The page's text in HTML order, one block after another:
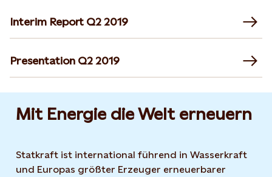
Interim Report Q2 2019
Presentation Q2 2019
Mit Energie die Welt erneuern
Statkraft ist international führend in Wasserkraft
und Europas größter Erzeuger erneuerbarer